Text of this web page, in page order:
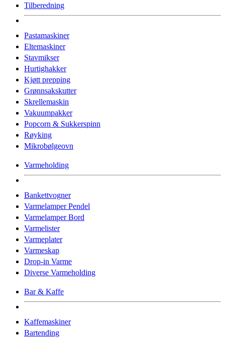
Tilberedning
Pastamaskiner
Eltemaskiner
Stavmikser
Hurtighakker
Kjøtt prepping
Grønnsakskutter
Skrellemaskin
Vakuumpakker
Popcorn & Sukkerspinn
Røyking
Mikrobølgeovn
Varmeholding
Bankettvogner
Varmelamper Pendel
Varmelamper Bord
Varmelister
Varmeplater
Varmeskap
Drop-in Varme
Diverse Varmeholding
Bar & Kaffe
Kaffemaskiner
Bartending